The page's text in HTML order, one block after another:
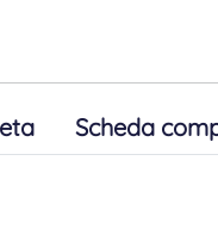
Scheda